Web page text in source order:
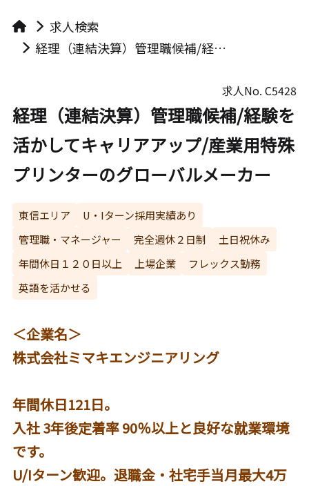
求人検索
経理（連結決算）管理職候補/経験を活かしてキャリアアップ/産業用特殊プリンターのグローバルメーカー
求人No.C5428
経理（連結決算）管理職候補/経験を
活かしてキャリアアップ/産業用特殊
プリンターのグローバルメーカー
東信エリア
U・Iターン採用実績あり
管理職・マネージャー
完全週休２日制
土日祝休み
年間休日１２０日以上
上場企業
フレックス勤務
英語を活かせる
＜企業名＞
株式会社ミマキエンジニアリング
年間休日121日。
入社 3年後定着率 90％以上と良好な就業環境
です。
U/Iターン歓迎。退職金・社宅手当月最大4万